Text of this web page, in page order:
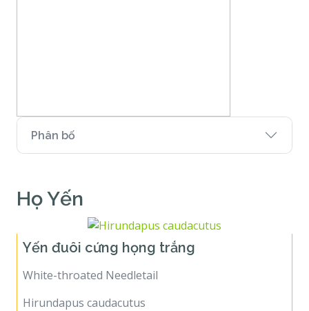
Phân bố
Họ Yến
Yến đuôi cứng họng trắng
White-throated Needletail
Hirundapus caudacutus